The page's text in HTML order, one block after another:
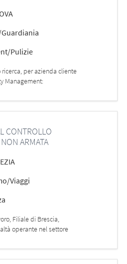
Pulizie
per azienda cliente
Management:
– Soft Facility
Principali
le attività
dei clienti. - Pianificherai
CONTROLLO
ARMATA
Viaggi
Filiale di Brescia,
operante nel settore
MONITORAGGIO E
E ALLA
VENEZIA LAGUNA E